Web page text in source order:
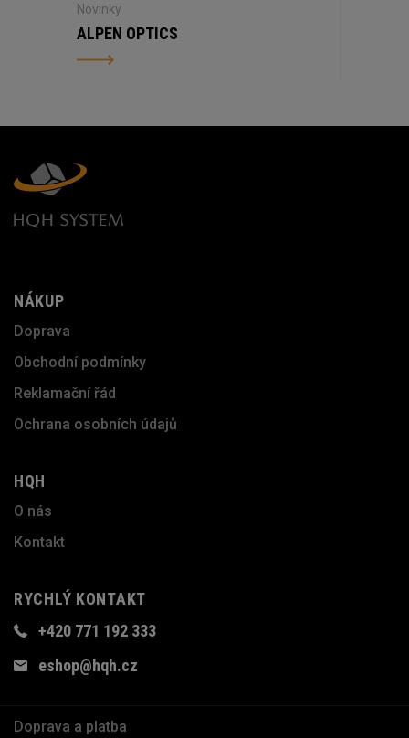
Novinky
ALPEN OPTICS
NÁKUP
Doprava
Obchodní podmínky
Reklamační řád
Ochrana osobních údajů
HQH
O nás
Kontakt
RYCHLÝ KONTAKT
+420 771 192 333
eshop@hqh.cz
Doprava a platba